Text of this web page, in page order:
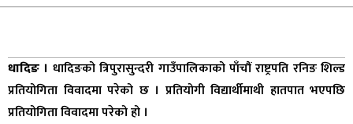
धादिङ । धादिङको त्रिपुरासुन्दरी गाउँपालिकाको पाँचौं राष्ट्रपति रनिङ शिल्ड
प्रतियोगिता विवादमा परेको छ । प्रतियोगी विद्यार्थीमाथी हातपात भएपछि
प्रतियोगिता विवादमा परेको हो ।